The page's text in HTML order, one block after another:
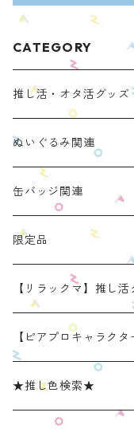
CATEGORY
推し活・オタ活グッズ
ぬいのおくるみ ぬいく
リラックマモデル（全１種
OZaKKaオリジナルモデル
手と手がつながる つ
どうぶつシリーズ(第1弾)
たべものシリーズ(第2弾)
きらきらぬいぐるみポ
【限定】星
スタンダード (本体の高さ
リラックマモデル きら
推し活コースターケー
ラウンド（丸型 2025年
スクエア（四角型 2025
缶バッジケース
ねこみみ缶バッジケース
ねこみみ缶バッジケース
推しごとショルダーパ
ぬいぐるみ関連
ぬいのおくるみ ぬいく
身長：約16cm【BIG】
身長：約12㎝
手と手がつながる つな
きらきらぬいぐるみポ
スタンダード (本体の高さ
ミニ (本体の高さ：約
【限定】星モデル
リラックマ ぬい活ア
缶バッジ関連
ねこみみ缶バッジケース
くまみみ缶バッジケー
うさみみ缶バッジケー
リラックマ 缶バッジケ
限定品
【リラックマ】推し
【ピアプロキャラク
★推し色検索★